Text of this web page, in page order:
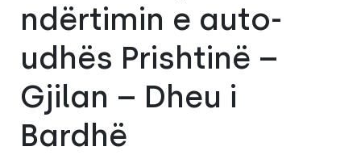
ndërtimin e auto-
udhës Prishtinë –
Gjilan – Dheu i
Bardhë